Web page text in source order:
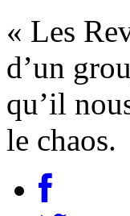
« Les
d’un
qu’il
le chaos.